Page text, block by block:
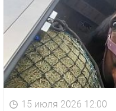
15 июля 2026 12:00